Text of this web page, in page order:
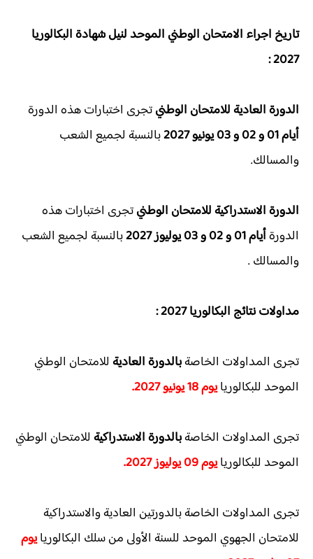
تاريخ اجراء الامتحان الوطني الموحد لنيل شهادة البكالوريا
2027 :
الدورة العادية للامتحان الوطنيتجرى اختبارات هذه الدورة
أيام 01 و 02 و 03 يونيو 2027
بالنسبة لجميع الشعب
والمسالك.
الدورة الاستدراكية للامتحان الوطنيتجرى اختبارات هذه
الدورةأيام 01 و 02 و 03 يوليوز 2027
بالنسبة لجميع الشعب
والمسالك .
مداولاتنتائج البكالوريا 2027 :
تجرى المداولات الخاصةبالدورة العادية للامتحان الوطني
الموحد للبكالوريايوم 18 يونيو 2027.
تجرى المداولات الخاصةبالدورة الاستدراكية للامتحان الوطني
الموحد للبكالوريايوم 09 يوليوز 2027.
تجرى المداولات الخاصة بالدورتين العادية والاستدراكية
للامتحان الجهوي الموحد للسنة الأولى من سلك البكالوريايوم